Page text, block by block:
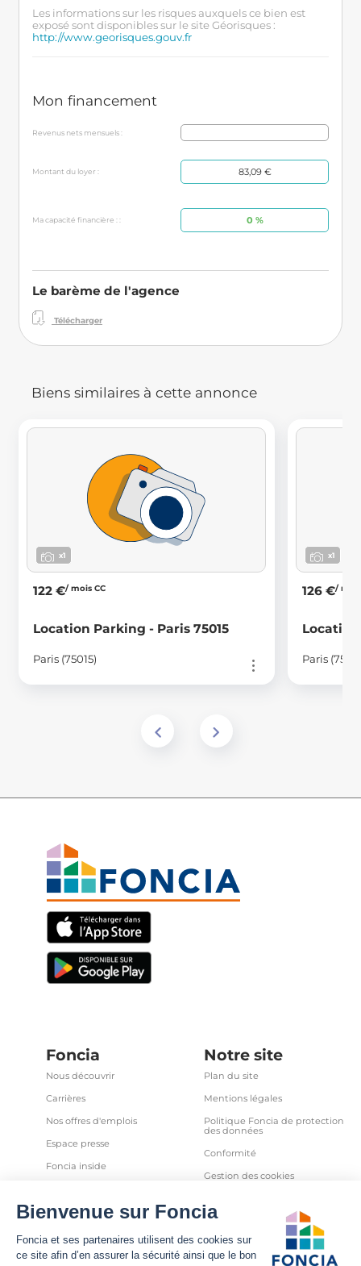
Les informations sur les risques auxquels ce bien est
exposé sont disponibles sur le site Géorisques :
http://www.georisques.gouv.fr
Mon financement
Revenus nets mensuels :
Montant du loyer : 83,09 €
Ma capacité financière : : 0 %
Le barème de l'agence
Télécharger
Biens similaires à cette annonce
x1
122 €/ mois CC
Location Parking - Paris 75015
Paris (75015)
x1
126 €/
Location
Paris
Foncia
Nous découvrir
Carrières
Nos offres d'emplois
Espace presse
Foncia inside
Partenaires
Notre site
Plan du site
Mentions légales
Politique Foncia de protection
des données
Conformité
Gestion des cookies
et autres traceurs
Sécurité informatique
Déclaration d'accessibilité